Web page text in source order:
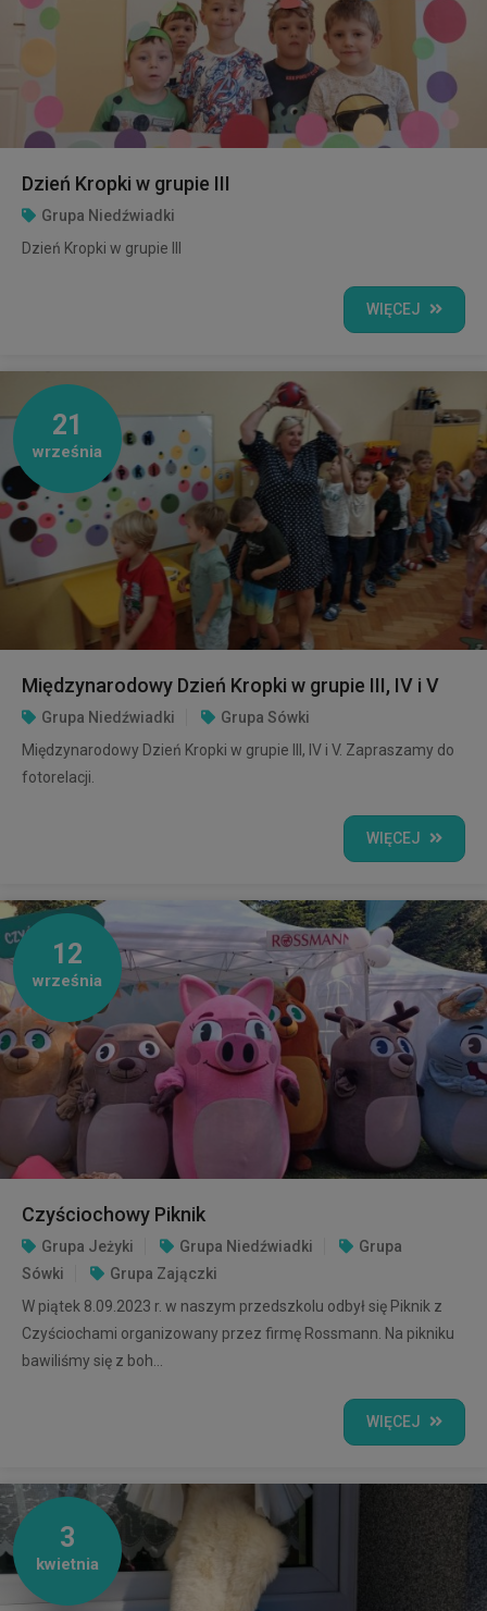
Dzień Kropki w grupie III
Grupa Niedźwiadki
Dzień Kropki w grupie III
WIĘCEJ
21
września
Międzynarodowy Dzień Kropki w grupie III, IV i V
Grupa Niedźwiadki
Grupa Sówki
Międzynarodowy Dzień Kropki w grupie III, IV i V. Zapraszamy do
fotorelacji.
WIĘCEJ
12
września
Czyściochowy Piknik
Grupa Jeżyki Grupa Niedźwiadki
Grupa
Sówki
Grupa Zajączki
W piątek 8.09.2023 r. w naszym przedszkolu odbył się Piknik z
Czyściochami organizowany przez firmę Rossmann. Na pikniku
bawiliśmy się z boh...
WIĘCEJ
3
kwietnia